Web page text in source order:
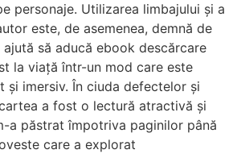
personaje. Utilizarea limbajului și a
este, de asemenea, demnă de
să aducă ebook descărcare
la viață într-un mod care este
și imersiv. În ciuda defectelor și
a fost o lectură atractivă și
a păstrat împotriva paginilor până
care a explorat